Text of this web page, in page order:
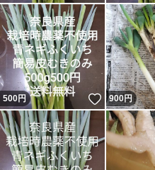
500円 いいね！
900円